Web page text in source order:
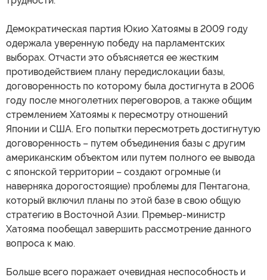
Демократическая партия Юкио Хатоямы в 2009 году
одержала уверенную победу на парламентских
выборах. Отчасти это объясняется ее жестким
противодействием плану передислокации базы,
договоренность по которому была достигнута в 2006
году после многолетних переговоров, а также общим
стремлением Хатоямы к пересмотру отношений
Японии и США. Его попытки пересмотреть достигнутую
договоренность – путем объединения базы с другим
американским объектом или путем полного ее вывода
с японской территории – создают огромные (и
наверняка дорогостоящие) проблемы для Пентагона,
который включил планы по этой базе в свою общую
стратегию в Восточной Азии. Премьер-министр
Хатояма пообещал завершить рассмотрение данного
вопроса к маю.
Больше всего поражает очевидная неспособность и